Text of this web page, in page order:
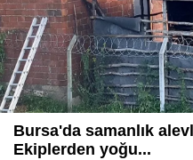
Bursa'da samanlık
Ekiplerden yoğu...